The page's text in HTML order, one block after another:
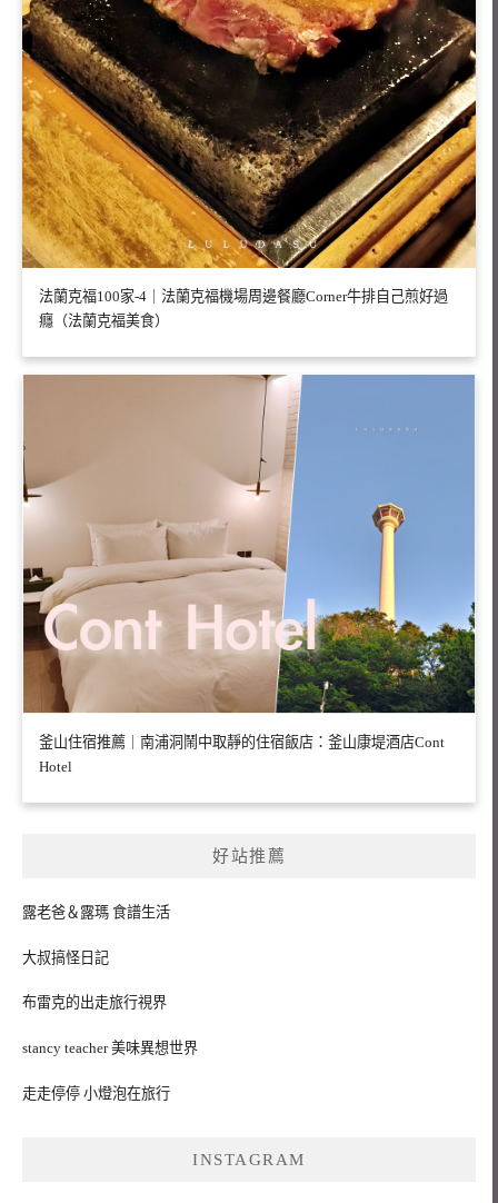
法蘭克福100家-4｜法蘭克福機場周邊餐廳Corner牛排自己煎好過
癮（法蘭克福美食）
釜山住宿推薦｜南浦洞鬧中取靜的住宿飯店：釜山康堤酒店Cont
Hotel
好站推薦
露老爸＆露瑪 食譜生活
大叔搞怪日記
布雷克的出走旅行視界
stancy teacher 美味異想世界
走走停停 小燈泡在旅行
INSTAGRAM